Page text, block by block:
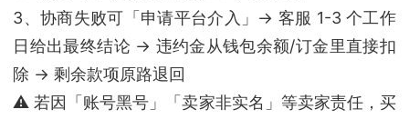
3、协商失败可「申请平台介入」→ 客服 1-3 个工作
日给出最终结论 → 违约金从钱包余额/订金里直接扣
除 → 剩余款项原路退回
⚠️ 若因「账号黑号」「卖家非实名」等卖家责任，买